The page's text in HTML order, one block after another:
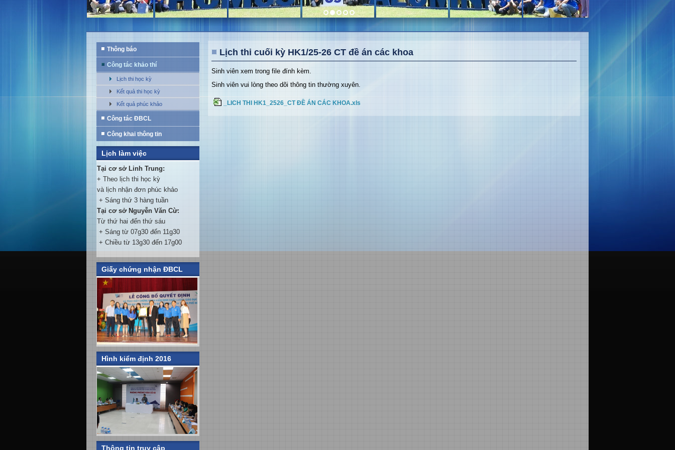
Thông báo
Công tác khảo thí
Lịch thi học kỳ
Kết quả thi học kỳ
Kết quả phúc khảo
Công tác ĐBCL
Công khai thông tin
Lịch làm việc
Tại cơ sở Linh Trung:
+ Theo lịch thi học kỳ
và lịch nhận đơn phúc khảo
+ Sáng thứ 3 hàng tuần
Tại cơ sở Nguyễn Văn Cừ:
Từ thứ hai đến thứ sáu
+ Sáng từ 07g30 đến 11g30
+ Chiều từ 13g30 đến 17g00
Giấy chứng nhận ĐBCL
Hình kiểm định 2016
Thông tin truy cập
Lịch thi cuối kỳ HK1/25-26 CT đề án các khoa
Sinh viên xem trong file đính kèm.
Sinh viên vui lòng theo dõi thông tin thường xuyên.
_LICH THI HK1_2526_CT ĐỀ ÁN CÁC KHOA.xls